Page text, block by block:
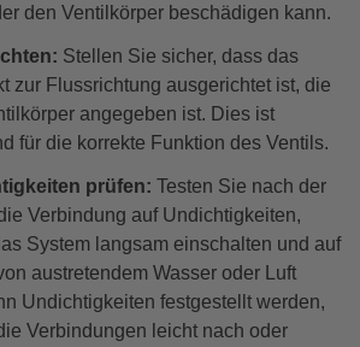
den Ventilkörper beschädigen kann.
Stellen Sie sicher, dass das
zur Flussrichtung ausgerichtet ist, die
angegeben ist. Dies ist
für die korrekte Funktion des Ventils.
prüfen: Testen Sie nach der
Verbindung auf Undichtigkeiten,
System langsam einschalten und auf
austretendem Wasser oder Luft
Undichtigkeiten festgestellt werden,
Verbindungen leicht nach oder